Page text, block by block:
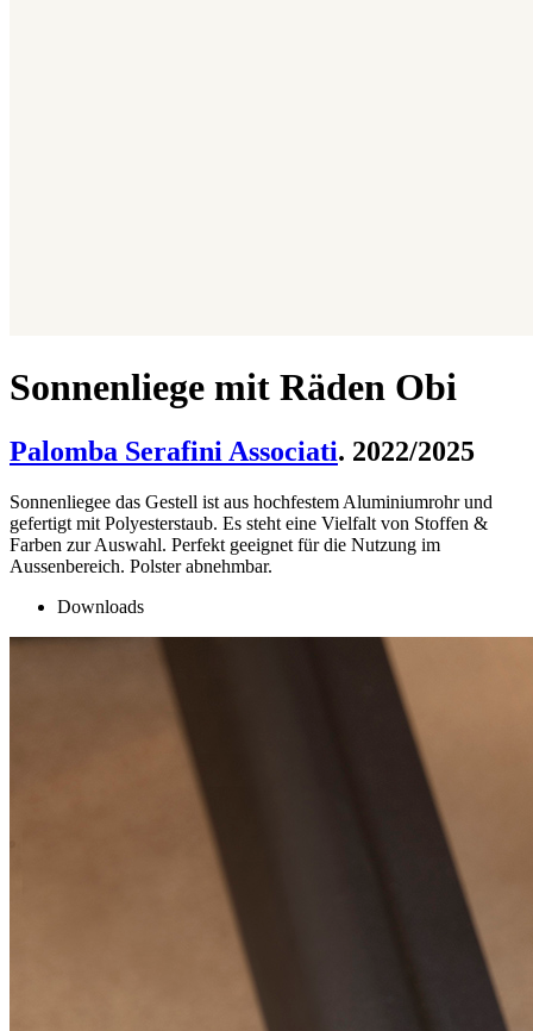
Sonnenliege mit Räden Obi
Palomba Serafini Associati. 2022/2025
Sonnenliegee das Gestell ist aus hochfestem Aluminiumrohr und
gefertigt mit Polyesterstaub. Es steht eine Vielfalt von Stoffen &
Farben zur Auswahl. Perfekt geeignet für die Nutzung im
Aussenbereich. Polster abnehmbar.
Downloads